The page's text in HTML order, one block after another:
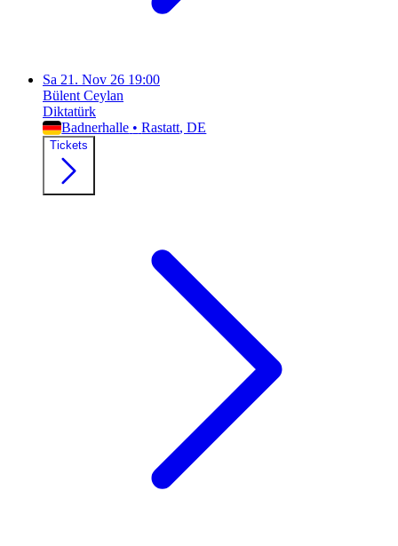
Sa 21. Nov 26 19:00
Bülent Ceylan
Diktatürk
Badnerhalle • Rastatt, DE
Tickets